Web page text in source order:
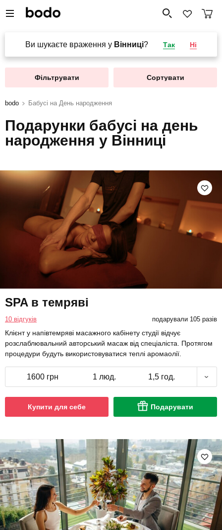
Ви шукаєте враження у Вінниці? Так Ні
Фільтрувати Сортувати
bodo Бабусі на День народження
Подарунки бабусі на день
народження у Вінниці
SPA в темряві
10 відгуків подарували 105 разів
Клієнт у напівтемряві масажного кабінету студії відчує
розслаблювальний авторський масаж від спеціаліста. Протягом
процедури будуть використовуватися теплі аромаолії.
1600 грн 1 люд. 1,5 год.
Купити для себе Подарувати